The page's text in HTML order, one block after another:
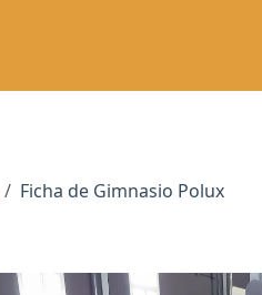
Ficha de Gimnasio Polux